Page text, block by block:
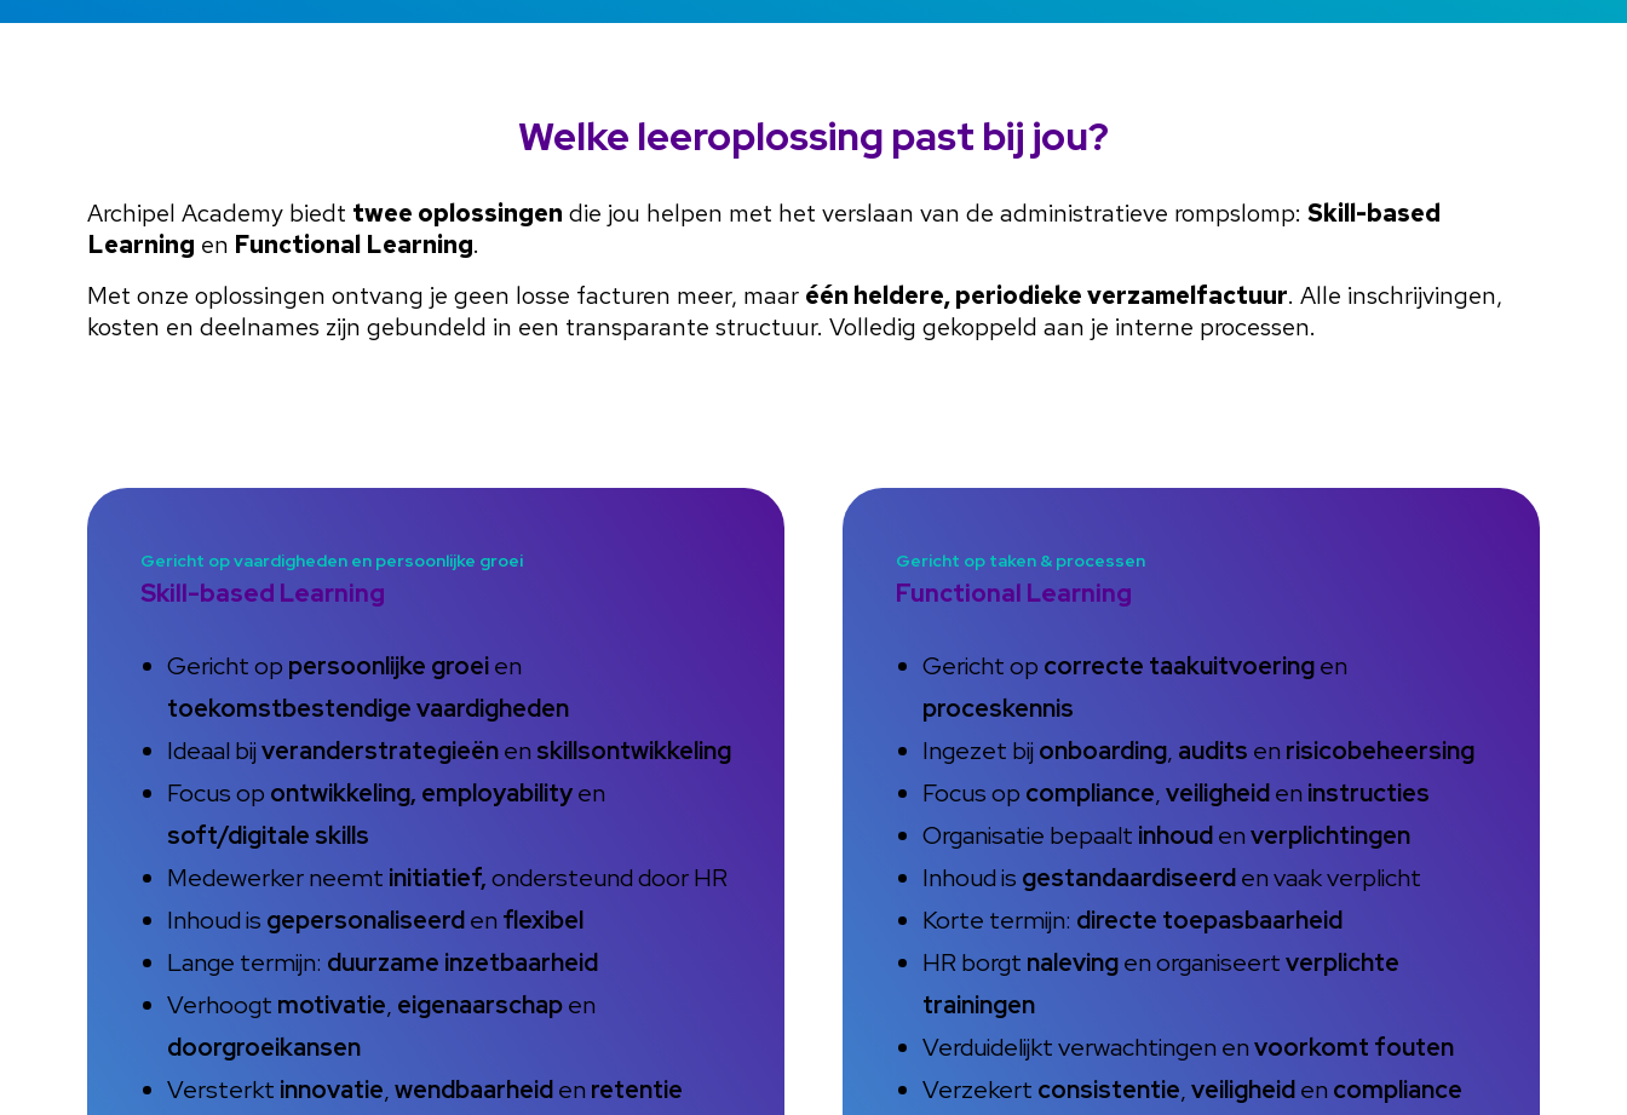
Welke leeroplossing past bij jou?
Archipel Academy biedt twee oplossingen die jou helpen met het verslaan van de administratieve rompslomp: Skill-based
Learning en Functional Learning.
Met onze oplossingen ontvang je geen losse facturen meer, maar één heldere, periodieke verzamelfactuur. Alle inschrijvingen,
kosten en deelnames zijn gebundeld in een transparante structuur. Volledig gekoppeld aan je interne processen.
Gericht op vaardigheden en persoonlijke groei
Skill-based Learning
Gericht op persoonlijke groeien
toekomstbestendige vaardigheden
Ideaal bijveranderstrategieënen skillsontwikkeling
Focus op ontwikkeling, employabilityen
soft/digitale skills
Medewerker neemt initiatief,ondersteund door HR
Inhoud is gepersonaliseerden flexibel
Lange termijn: duurzame inzetbaarheid
Verhoogt motivatie, eigenaarschapen
doorgroeikansen
Versterkt innovatie,wendbaarheiden retentie
Gericht op taken & processen
Functional Learning
Gericht op correcte taakuitvoeringen
proceskennis
Ingezet bij onboarding, audits en risicobeheersing
Focus op compliance,veiligheiden instructies
Organisatie bepaalt inhoudenverplichtingen
Inhoud is gestandaardiseerden vaak verplicht
Korte termijn: directe toepasbaarheid
HR borgt nalevingen organiseertverplichte
trainingen
Verduidelijkt verwachtingen envoorkomt fouten
Verzekert consistentie,veiligheiden compliance